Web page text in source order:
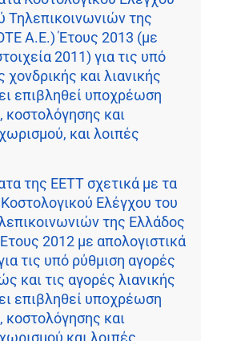
Τηλεπικοινωνιών της
Α.Ε.) Έτους 2013 (με
2011) για τις υπό
χονδρικής και λιανικής
επιβληθεί υποχρέωση
κοστολόγησης και
και λοιπές
της ΕΕΤΤ σχετικά με τα
Ελέγχου του
της Ελλάδος
2012 με απολογιστικά
τις υπό ρύθμιση αγορές
και τις αγορές λιανικής
επιβληθεί υποχρέωση
κοστολόγησης και
και λοιπές